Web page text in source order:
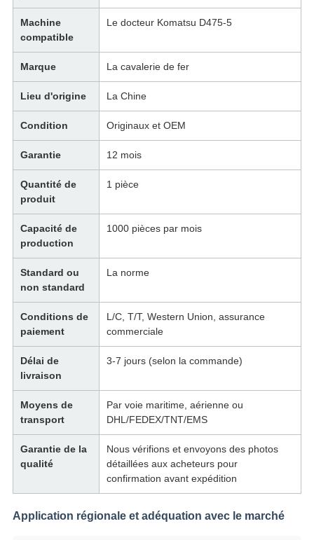
Machine
compatible
Le docteur Komatsu D475-5
Marque La cavalerie de fer
Lieu d'origine La Chine
Condition Originaux et OEM
Garantie 12 mois
Quantité de
produit
1 pièce
Capacité de
production
1000 pièces par mois
Standard ou
non standard
La norme
Conditions de
paiement
L/C, T/T, Western Union, assurance
commerciale
Délai de
livraison
3-7 jours (selon la commande)
Moyens de
transport
Par voie maritime, aérienne ou
DHL/FEDEX/TNT/EMS
Garantie de la
qualité
Nous vérifions et envoyons des photos
détaillées aux acheteurs pour
confirmation avant expédition
Application régionale et adéquation avec le marché